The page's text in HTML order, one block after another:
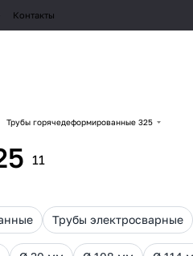
Контакты
Трубы горячедеформированные 325
11
Трубы электросварные